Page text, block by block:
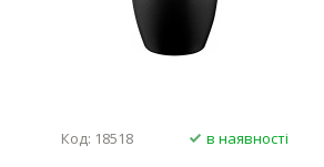
Код: 18518
в наявності